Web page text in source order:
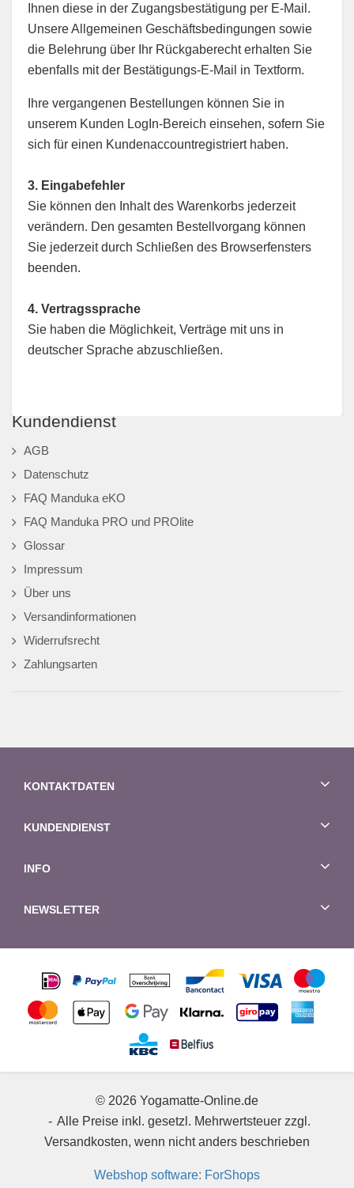
Kundendienst
AGB
Datenschutz
FAQ Manduka eKO
FAQ Manduka PRO und PROlite
Glossar
Impressum
Über uns
Versandinformationen
Widerrufsrecht
Zahlungsarten
Ihnen diese in der Zugangsbestätigung per E-Mail.
Unsere Allgemeinen Geschäftsbedingungen sowie
die Belehrung über Ihr Rückgaberecht erhalten Sie
ebenfalls mit der Bestätigungs-E-Mail in Textform.
Ihre vergangenen Bestellungen können Sie in
unserem Kunden LogIn-Bereich einsehen, sofern Sie
sich für einen Kundenaccountregistriert haben.
3. Eingabefehler
Sie können den Inhalt des Warenkorbs jederzeit
verändern. Den gesamten Bestellvorgang können
Sie jederzeit durch Schließen des Browserfensters
beenden.
4. Vertragssprache
Sie haben die Möglichkeit, Verträge mit uns in
deutscher Sprache abzuschließen.
KONTAKTDATEN
KUNDENDIENST
INFO
NEWSLETTER
© 2026 Yogamatte-Online.de
Alle Preise inkl. gesetzl. Mehrwertsteuer zzgl.
Versandkosten, wenn nicht anders beschrieben
Webshop software: ForShops